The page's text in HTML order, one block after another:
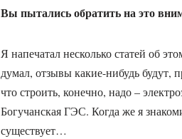
Вы пытались обратить на это
Я напечатал несколько статей об
думал, отзывы какие-нибудь
что строить, конечно, надо –
Богучанская ГЭС. Когда же я
существует…